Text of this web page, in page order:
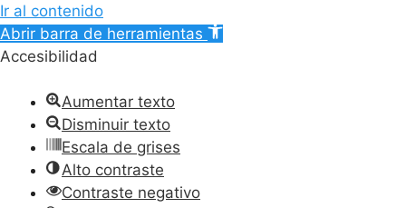
Ir al contenido
Abrir barra de herramientas
Accesibilidad
Aumentar texto
Disminuir texto
Escala de grises
Alto contraste
Contraste negativo